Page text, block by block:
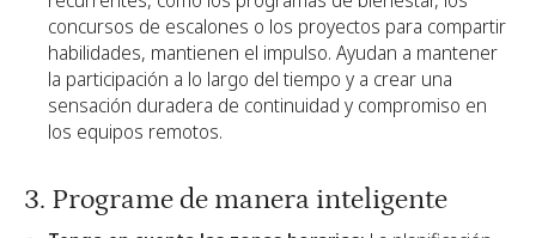
concursos de escalones o los proyectos para compartir
habilidades, mantienen el impulso. Ayudan a mantener
la participación a lo largo del tiempo y a crear una
sensación duradera de continuidad y compromiso en
los equipos remotos.
3. Programe de manera inteligente